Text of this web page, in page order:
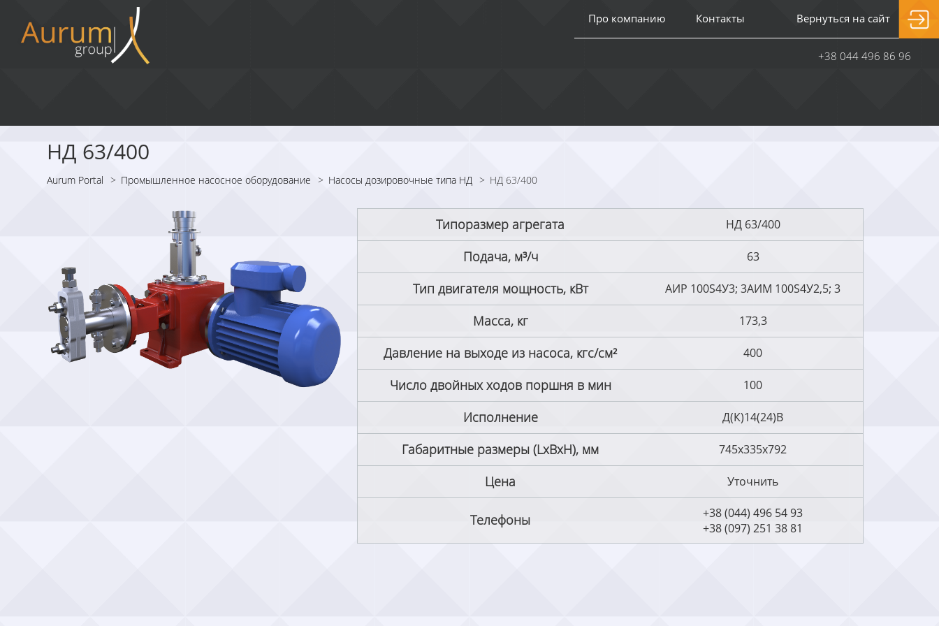
Про компанию Контакты Вернуться на сайт
+38 044 496 86 96
НД 63/400
Aurum Portal > Промышленное насосное оборудование > Насосы дозировочные типа НД > НД 63/400
Типоразмер агрегата НД 63/400
Подача, м³/ч 63
Тип двигателя мощность, кВт АИР 100S4У3; 3АИМ 100S4У2,5; 3
Масса, кг 173,3
Давление на выходе из насоса, кгс/см² 400
Число двойных ходов поршня в мин 100
Исполнение Д(К)14(24)В
Габаритные размеры (LxBxH), мм 745х335х792
Цена Уточнить
Телефоны
+38 (044) 496 54 93
+38 (097) 251 38 81